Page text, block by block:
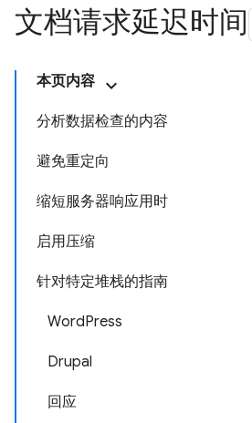
文档请求延迟时间
本页内容
分析数据检查的内容
避免重定向
缩短服务器响应用时
启用压缩
针对特定堆栈的指南
WordPress
Drupal
回应